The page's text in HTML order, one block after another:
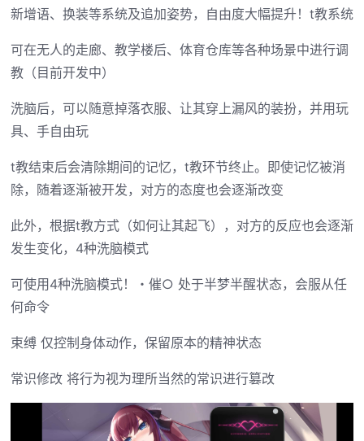
新增语、换装等系统及追加姿势，自由度大幅提升！t教系统
可在无人的走廊、教学楼后、体育仓库等各种场景中进行调
教（目前开发中）
洗脑后，可以随意掉落衣服、让其穿上漏风的装扮，并用玩
具、手自由玩
t教结束后会清除期间的记忆，t教环节终止。即使记忆被消
除，随着逐渐被开发，对方的态度也会逐渐改变
此外，根据t教方式（如何让其起飞），对方的反应也会逐渐
发生变化，4种洗脑模式
可使用4种洗脑模式！・催○ 处于半梦半醒状态，会服从任
何命令
束缚 仅控制身体动作，保留原本的精神状态
常识修改 将行为视为理所当然的常识进行篡改